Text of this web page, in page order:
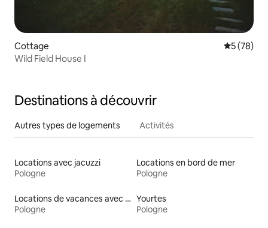
Cottage
5 (78)
Wild Field House I
Destinations à découvrir
Autres types de logements Activités
Locations avec jacuzzi
Pologne
Locations en bord de mer
Pologne
Locations de vacances avec piscine
Pologne
Yourtes
Pologne